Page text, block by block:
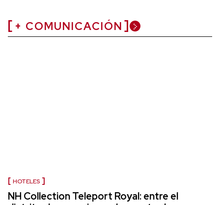
+ COMUNICACIÓN
HOTELES
NH Collection Teleport Royal: entre el